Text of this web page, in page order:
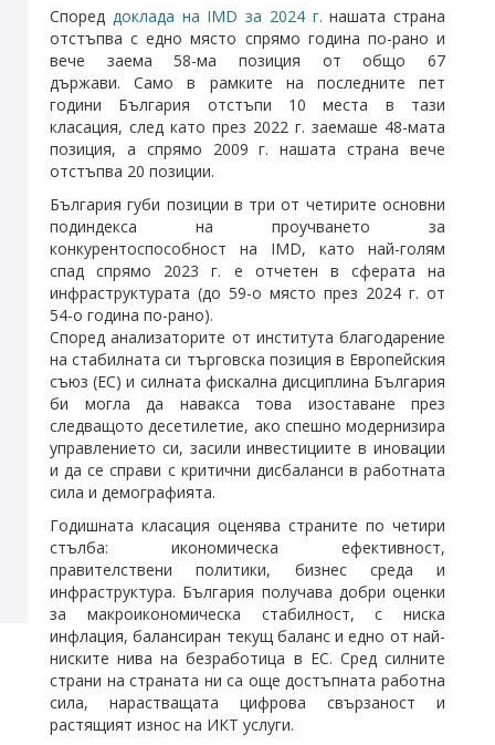
Според доклада на IMD за 2024 г. нашата страна
отстъпва с едно място спрямо година по-рано и
вече заема 58-ма позиция от общо 67
държави. Само в рамките на последните пет
години България отстъпи 10 места в тази
класация, след като през 2022 г. заемаше 48-мата
позиция, а спрямо 2009 г. нашата страна вече
отстъпва 20 позиции.
България губи позиции в три от четирите основни
подиндекса на проучването за
конкурентоспособност на IMD, като най-голям
спад спрямо 2023 г. е отчетен в сферата на
инфраструктурата (до 59-о място през 2024 г. от
54-о година по-рано).
Според анализаторите от института благодарение
на стабилната си търговска позиция в Европейския
съюз (ЕС) и силната фискална дисциплина България
би могла да навакса това изоставане през
следващото десетилетие, ако спешно модернизира
управлението си, засили инвестициите в иновации
и да се справи с критични дисбаланси в работната
сила и демографията.
Годишната класация оценява страните по четири
стълба: икономическа ефективност,
правителствени политики, бизнес среда и
инфраструктура. България получава добри оценки
за макроикономическа стабилност, с ниска
инфлация, балансиран текущ баланс и едно от най-
ниските нива на безработица в ЕС. Сред силните
страни на страната ни са още достъпната работна
сила, нарастващата цифрова свързаност и
растящият износ на ИКТ услуги.